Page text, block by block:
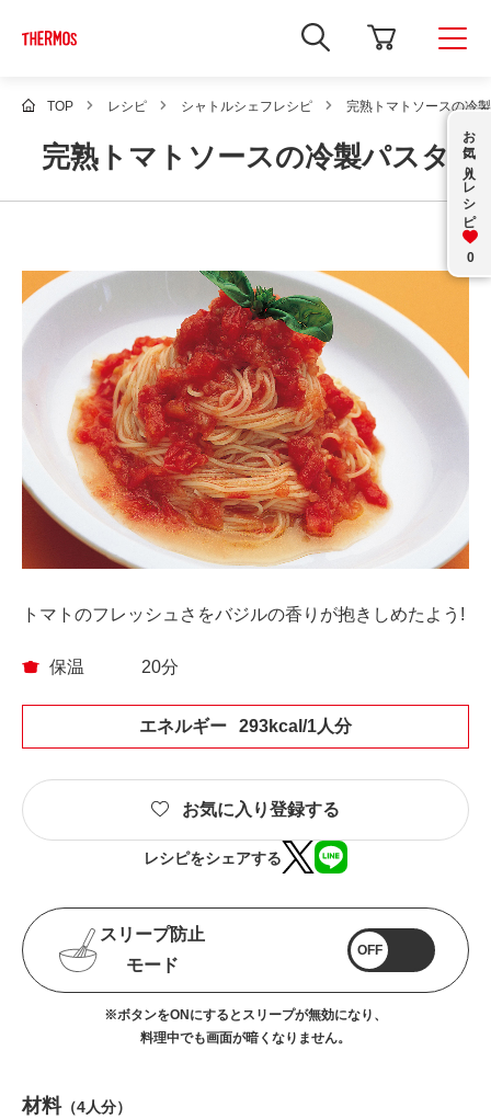
新
し
ィ
ン
ウ
で
サ
検
索
を
開
き
ま
す
TOP レシピ シャトルシェフレシピ 完熟トマトソースの冷
完熟トマトソースの冷製パスタ お気に入り
レシピ
0
トマトのフレッシュさをバジルの香りが抱きしめたよう!
保温 20分
エネルギー 293kcal/1人分
お気に入り登録する
レシピをシェアする
スリープ防止
モード
OFF
※ボタンをONにするとスリープが無効になり、
料理中でも画面が暗くなりません。
材料（4人分）